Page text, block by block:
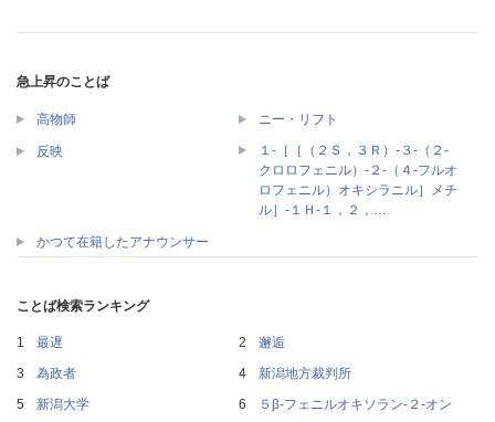
急上昇のことば
高物師 ニー・リフト
反映
１‐［［（２Ｓ，３Ｒ）‐３‐（２‐
クロロフェニル）‐２‐（４‐フルオ
ロフェニル）オキシラニル］メチ
ル］‐１Ｈ‐１，２，…
かつて在籍したアナウンサー
ことば検索ランキング
最遅
邂逅
為政者
新潟地方裁判所
新潟大学
５β‐フェニルオキソラン‐２‐オン